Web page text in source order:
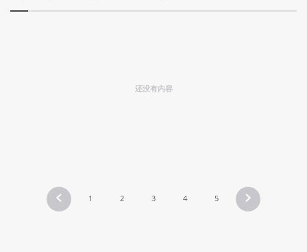
还没有内容
1 2 3 4 5